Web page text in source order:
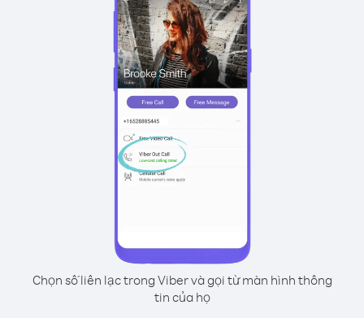
Chọn số liên lạc trong Viber và gọi từ màn hình thông
tin của họ